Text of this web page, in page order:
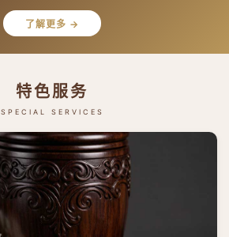
了解更多 →
特色服务
SPECIAL SERVICES